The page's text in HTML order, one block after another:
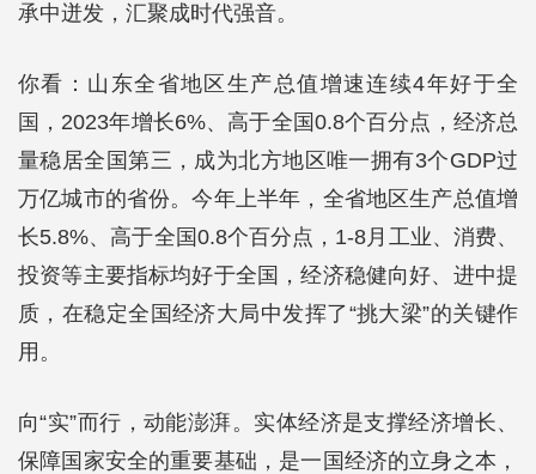
承中迸发，汇聚成时代强音。
你看：山东全省地区生产总值增速连续4年好于全
国，2023年增长6%、高于全国0.8个百分点，经济总
量稳居全国第三，成为北方地区唯一拥有3个GDP过
万亿城市的省份。今年上半年，全省地区生产总值增
长5.8%、高于全国0.8个百分点，1-8月工业、消费、
投资等主要指标均好于全国，经济稳健向好、进中提
质，在稳定全国经济大局中发挥了“挑大梁”的关键作
用。
向“实”而行，动能澎湃。实体经济是支撑经济增长、
保障国家安全的重要基础，是一国经济的立身之本，